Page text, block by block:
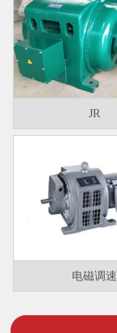
JR
电磁调速